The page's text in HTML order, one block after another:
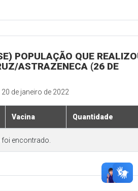
POPULAÇÃO QUE
ASTRAZENECA (26 DE
20 de janeiro de 2022
Vacina Quantidade
encontrado.